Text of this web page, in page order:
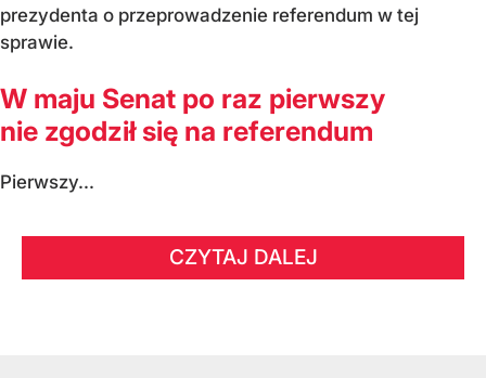
prezydenta o przeprowadzenie referendum w tej
sprawie.
W maju Senat po raz pierwszy
nie zgodził się na referendum
Pierwszy...
CZYTAJ DALEJ